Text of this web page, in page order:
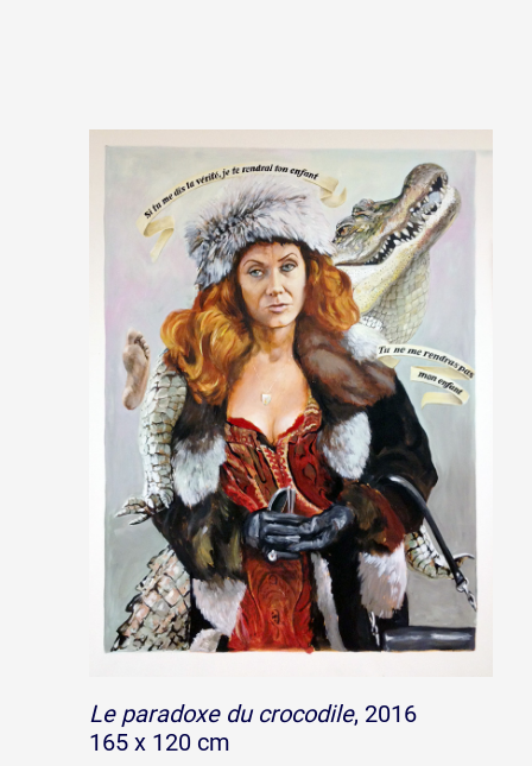
Le paradoxe du crocodile, 2016
165 x 120 cm